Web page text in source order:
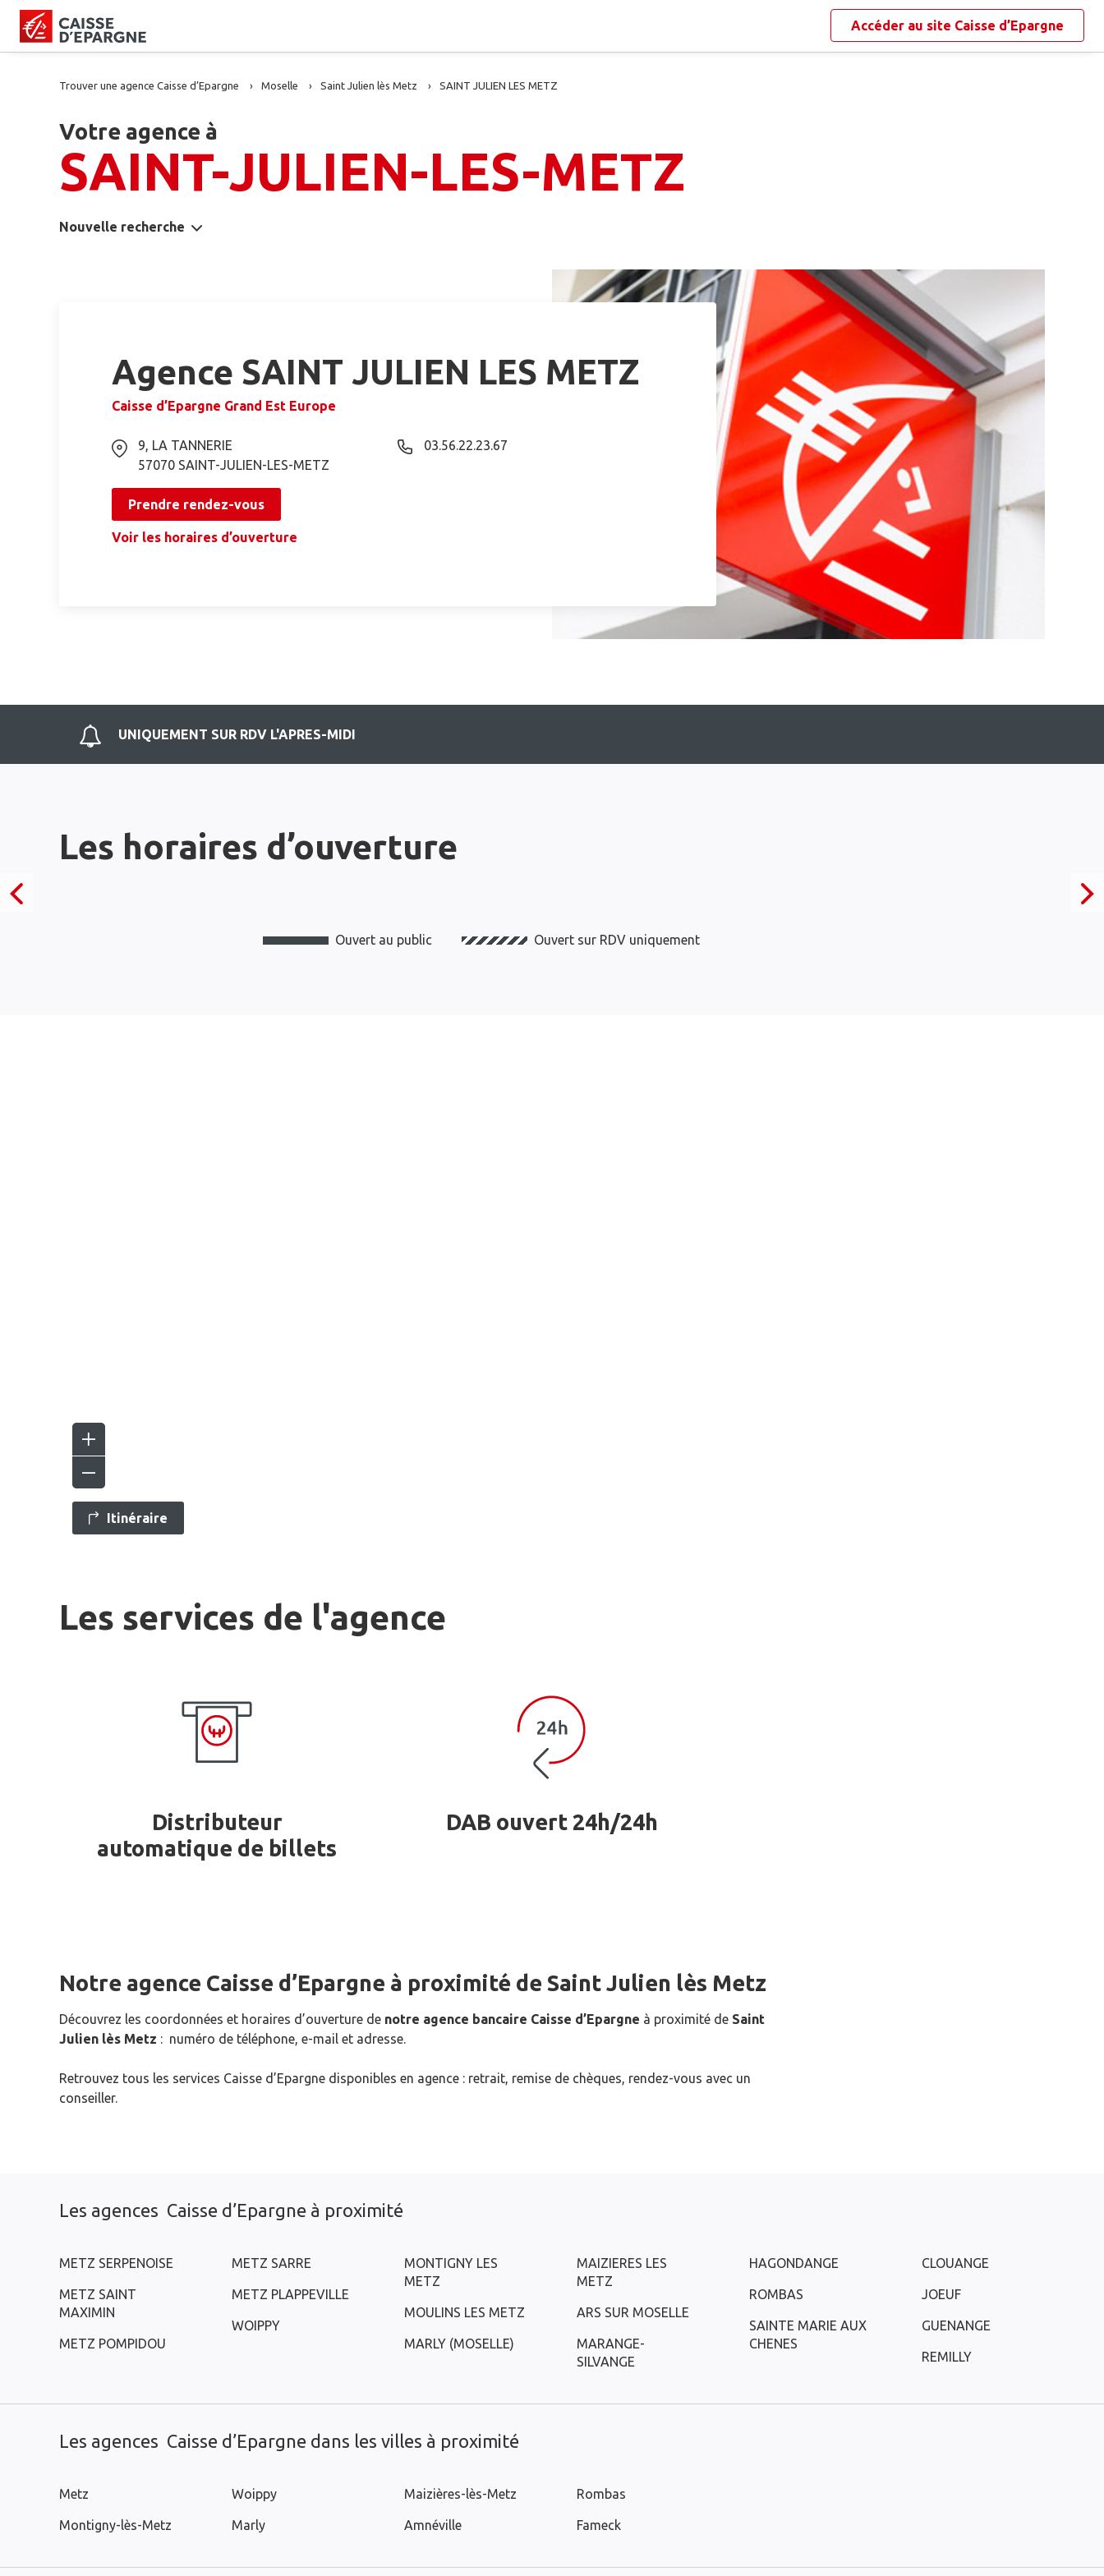
Accéder au site Caisse d’Epargne
Trouver une agence Caisse d’Epargne Moselle Saint Julien lès Metz SAINT JULIEN LES METZ
Votre agence à
SAINT-JULIEN-LES-METZ
Nouvelle recherche
Agence SAINT JULIEN LES METZ
Caisse d’Epargne Grand Est Europe
9, LA TANNERIE
57070 SAINT-JULIEN-LES-METZ
03.56.22.23.67
Prendre rendez-vous
Voir les horaires d’ouverture
UNIQUEMENT SUR RDV L'APRES-MIDI
Les horaires d’ouverture
Ouvert au public Ouvert sur RDV uniquement
Itinéraire
Les services de l'agence
Distributeur
automatique de billets
DAB ouvert 24h/24h
Notre agence Caisse d’Epargne à proximité de Saint Julien lès Metz
Découvrez les coordonnées et horaires d’ouverture de notre agence bancaire Caisse d’Epargne à proximité de Saint
Julien lès Metz : numéro de téléphone, e-mail et adresse.
Retrouvez tous les services Caisse d’Epargne disponibles en agence : retrait, remise de chèques, rendez-vous avec un
conseiller.
Les agences Caisse d’Epargne à proximité
METZ SERPENOISE
METZ SAINT
MAXIMIN
METZ POMPIDOU
METZ SARRE
METZ PLAPPEVILLE
WOIPPY
MONTIGNY LES
METZ
MOULINS LES METZ
MARLY (MOSELLE)
MAIZIERES LES
METZ
ARS SUR MOSELLE
MARANGE-
SILVANGE
HAGONDANGE
ROMBAS
SAINTE MARIE AUX
CHENES
CLOUANGE
JOEUF
GUENANGE
REMILLY
Les agences Caisse d’Epargne dans les villes à proximité
Metz
Montigny-lès-Metz
Woippy
Marly
Maizières-lès-Metz
Amnéville
Rombas
Fameck